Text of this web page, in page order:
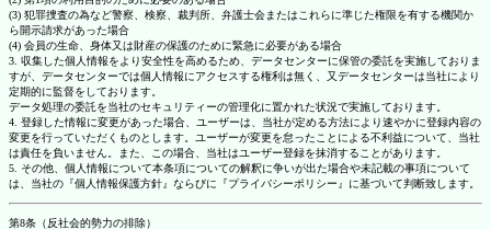
(3) 犯罪捜査の為など警察、検察、裁判所、弁護士会またはこれらに準じた権限を有する機関か
ら開示請求があった場合
(4) 会員の生命、身体又は財産の保護のために緊急に必要がある場合
3. 収集した個人情報をより安全性を高めるため、データセンターに保管の委託を実施しておりま
すが、データセンターでは個人情報にアクセスする権利は無く、又データセンターは当社により
定期的に監督をしております。
データ処理の委託を当社のセキュリティーの管理化に置かれた状況で実施しております。
4. 登録した情報に変更があった場合、ユーザーは、当社が定める方法により速やかに登録内容の
変更を行っていただくものとします。ユーザーが変更を怠ったことによる不利益について、当社
は責任を負いません。また、この場合、当社はユーザー登録を抹消することがあります。
5. その他、個人情報について本条項についての解釈に争いが出た場合や未記載の事項について
は、当社の『個人情報保護方針』ならびに『プライバシーポリシー』に基づいて判断致します。
第8条（反社会的勢力の排除）